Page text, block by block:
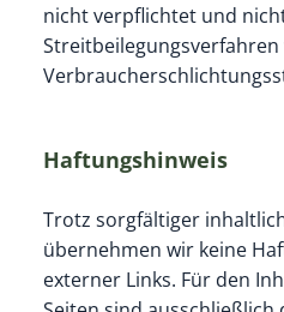
nicht verpflichtet und
Haftungshinweis
Trotz sorgfältiger
übernehmen wir keine
externer Links. Für den